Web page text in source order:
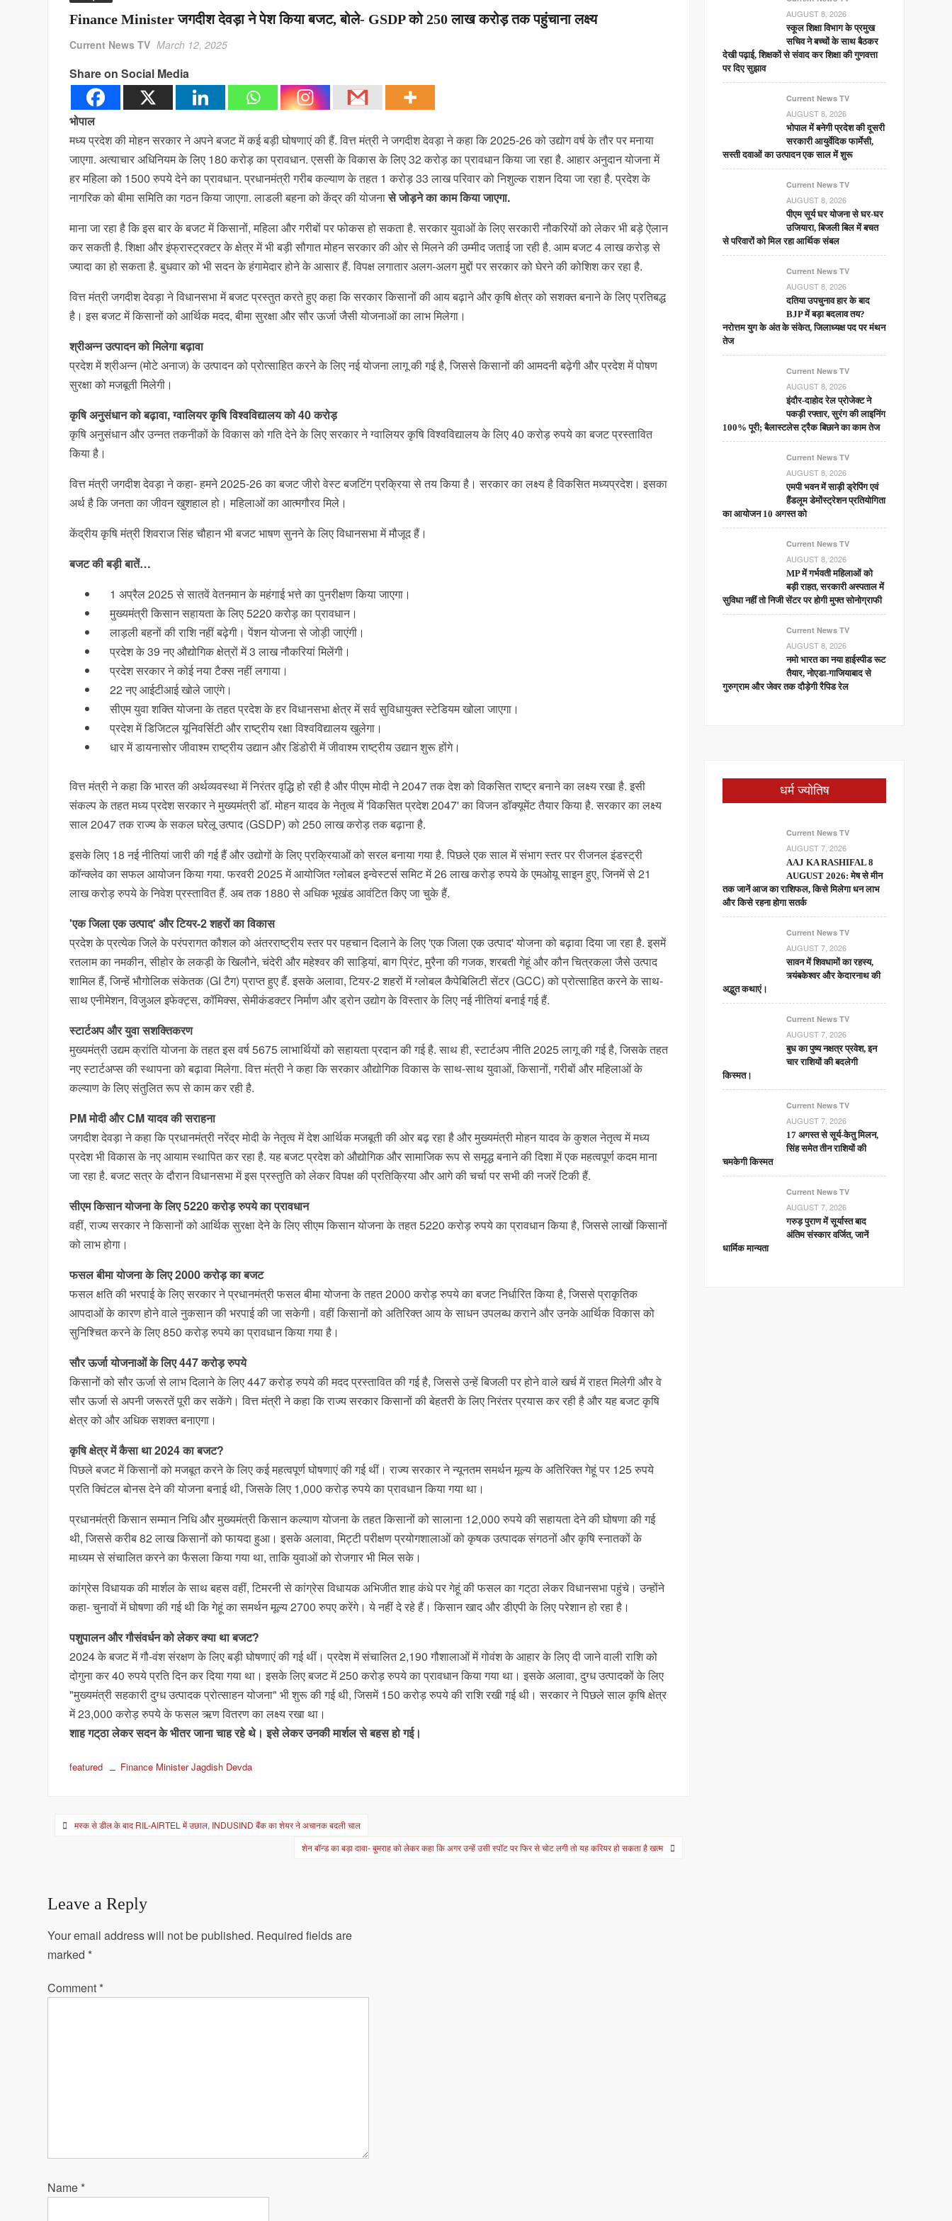
Finance Minister जगदीश देवड़ा ने पेश किया बजट, बोले- GSDP को 250 लाख करोड़ तक पहुंचाना लक्ष्य
Current News TV March 12, 2025
Share on Social Media
भोपाल
मध्य प्रदेश की मोहन सरकार ने अपने बजट में कई बड़ी घोषणाएं की हैं. वित्त मंत्री ने जगदीश देवड़ा ने कहा कि 2025-26 को उद्योग वर्ष के तौर पर मनाया
जाएगा. अत्याचार अधिनियम के लिए 180 करोड़ का प्रावधान. एससी के विकास के लिए 32 करोड़ का प्रावधान किया जा रहा है. आहार अनुदान योजना में
हर महिला को 1500 रुपये देने का प्रावधान. प्रधानमंत्री गरीब कल्याण के तहत 1 करोड़ 33 लाख परिवार को निशुल्क राशन दिया जा रहा है. प्रदेश के
नागरिक को बीमा समिति का गठन किया जाएगा. लाडली बहना को केंद्र की योजनासे जोड़ने का काम किया जाएगा.
माना जा रहा है कि इस बार के बजट में किसानों, महिला और गरीबों पर फोकस हो सकता है. सरकार युवाओं के लिए सरकारी नौकरियों को लेकर भी बड़े ऐलान
कर सकती है. शिक्षा और इंफ्रास्ट्रक्टर के क्षेत्र में भी बड़ी सौगात मोहन सरकार की ओर से मिलने की उम्मीद जताई जा रही है. आम बजट 4 लाख करोड़ से
ज्यादा का हो सकता है. बुधवार को भी सदन के हंगामेदार होने के आसार हैं. विपक्ष लगातार अलग-अलग मुद्दों पर सरकार को घेरने की कोशिश कर रहा है.
वित्त मंत्री जगदीश देवड़ा ने विधानसभा में बजट प्रस्तुत करते हुए कहा कि सरकार किसानों की आय बढ़ाने और कृषि क्षेत्र को सशक्त बनाने के लिए प्रतिबद्ध
है। इस बजट में किसानों को आर्थिक मदद, बीमा सुरक्षा और सौर ऊर्जा जैसी योजनाओं का लाभ मिलेगा।
श्रीअन्न उत्पादन को मिलेगा बढ़ावा
प्रदेश में श्रीअन्न (मोटे अनाज) के उत्पादन को प्रोत्साहित करने के लिए नई योजना लागू की गई है, जिससे किसानों की आमदनी बढ़ेगी और प्रदेश में पोषण
सुरक्षा को मजबूती मिलेगी।
कृषि अनुसंधान को बढ़ावा, ग्वालियर कृषि विश्वविद्यालय को 40 करोड़
कृषि अनुसंधान और उन्नत तकनीकों के विकास को गति देने के लिए सरकार ने ग्वालियर कृषि विश्वविद्यालय के लिए 40 करोड़ रुपये का बजट प्रस्तावित
किया है।
वित्त मंत्री जगदीश देवड़ा ने कहा- हमने 2025-26 का बजट जीरो वेस्ट बजटिंग प्रक्रिया से तय किया है। सरकार का लक्ष्य है विकसित मध्यप्रदेश। इसका
अर्थ है कि जनता का जीवन खुशहाल हो। महिलाओं का आत्मगौरव मिले।
केंद्रीय कृषि मंत्री शिवराज सिंह चौहान भी बजट भाषण सुनने के लिए विधानसभा में मौजूद हैं।
बजट की बड़ी बातें…
1 अप्रैल 2025 से सातवें वेतनमान के महंगाई भत्ते का पुनरीक्षण किया जाएगा।
मुख्यमंत्री किसान सहायता के लिए 5220 करोड़ का प्रावधान।
लाड़ली बहनों की राशि नहीं बढ़ेगी। पेंशन योजना से जोड़ी जाएंगी।
प्रदेश के 39 नए औद्योगिक क्षेत्रों में 3 लाख नौकरियां मिलेंगी।
प्रदेश सरकार ने कोई नया टैक्स नहीं लगाया।
22 नए आईटीआई खोले जाएंगे।
सीएम युवा शक्ति योजना के तहत प्रदेश के हर विधानसभा क्षेत्र में सर्व सुविधायुक्त स्टेडियम खोला जाएगा।
प्रदेश में डिजिटल यूनिवर्सिटी और राष्ट्रीय रक्षा विश्वविद्यालय खुलेगा।
धार में डायनासोर जीवाश्म राष्ट्रीय उद्यान और डिंडोरी में जीवाश्म राष्ट्रीय उद्यान शुरू होंगे।
वित्त मंत्री ने कहा कि भारत की अर्थव्यवस्था में निरंतर वृद्धि हो रही है और पीएम मोदी ने 2047 तक देश को विकसित राष्ट्र बनाने का लक्ष्य रखा है. इसी
संकल्प के तहत मध्य प्रदेश सरकार ने मुख्यमंत्री डॉ. मोहन यादव के नेतृत्व में 'विकसित प्रदेश 2047' का विजन डॉक्यूमेंट तैयार किया है. सरकार का लक्ष्य
साल 2047 तक राज्य के सकल घरेलू उत्पाद (GSDP) को 250 लाख करोड़ तक बढ़ाना है.
इसके लिए 18 नई नीतियां जारी की गई हैं और उद्योगों के लिए प्रक्रियाओं को सरल बनाया गया है. पिछले एक साल में संभाग स्तर पर रीजनल इंडस्ट्री
कॉन्क्लेव का सफल आयोजन किया गया. फरवरी 2025 में आयोजित ग्लोबल इन्वेस्टर्स समिट में 26 लाख करोड़ रुपये के एमओयू साइन हुए, जिनमें से 21
लाख करोड़ रुपये के निवेश प्रस्तावित हैं. अब तक 1880 से अधिक भूखंड आवंटित किए जा चुके हैं.
'एक जिला एक उत्पाद' और टियर-2 शहरों का विकास
प्रदेश के प्रत्येक जिले के परंपरागत कौशल को अंतरराष्ट्रीय स्तर पर पहचान दिलाने के लिए 'एक जिला एक उत्पाद' योजना को बढ़ावा दिया जा रहा है. इसमें
रतलाम का नमकीन, सीहोर के लकड़ी के खिलौने, चंदेरी और महेश्वर की साड़ियां, बाग प्रिंट, मुरैना की गजक, शरबती गेहूं और कौन चित्रकला जैसे उत्पाद
शामिल हैं, जिन्हें भौगोलिक संकेतक (GI टैग) प्राप्त हुए हैं. इसके अलावा, टियर-2 शहरों में ग्लोबल कैपेबिलिटी सेंटर (GCC) को प्रोत्साहित करने के साथ-
साथ एनीमेशन, विजुअल इफेक्ट्स, कॉमिक्स, सेमीकंडक्टर निर्माण और ड्रोन उद्योग के विस्तार के लिए नई नीतियां बनाई गई हैं.
स्टार्टअप और युवा सशक्तिकरण
मुख्यमंत्री उद्यम क्रांति योजना के तहत इस वर्ष 5675 लाभार्थियों को सहायता प्रदान की गई है. साथ ही, स्टार्टअप नीति 2025 लागू की गई है, जिसके तहत
नए स्टार्टअप्स की स्थापना को बढ़ावा मिलेगा. वित्त मंत्री ने कहा कि सरकार औद्योगिक विकास के साथ-साथ युवाओं, किसानों, गरीबों और महिलाओं के
कल्याण के लिए संतुलित रूप से काम कर रही है.
PM मोदी और CM यादव की सराहना
जगदीश देवड़ा ने कहा कि प्रधानमंत्री नरेंद्र मोदी के नेतृत्व में देश आर्थिक मजबूती की ओर बढ़ रहा है और मुख्यमंत्री मोहन यादव के कुशल नेतृत्व में मध्य
प्रदेश भी विकास के नए आयाम स्थापित कर रहा है. यह बजट प्रदेश को औद्योगिक और सामाजिक रूप से समृद्ध बनाने की दिशा में एक महत्वपूर्ण कदम माना
जा रहा है. बजट सत्र के दौरान विधानसभा में इस प्रस्तुति को लेकर विपक्ष की प्रतिक्रिया और आगे की चर्चा पर सभी की नजरें टिकी हैं.
सीएम किसान योजना के लिए 5220 करोड़ रुपये का प्रावधान
वहीं, राज्य सरकार ने किसानों को आर्थिक सुरक्षा देने के लिए सीएम किसान योजना के तहत 5220 करोड़ रुपये का प्रावधान किया है, जिससे लाखों किसानों
को लाभ होगा।
फसल बीमा योजना के लिए 2000 करोड़ का बजट
फसल क्षति की भरपाई के लिए सरकार ने प्रधानमंत्री फसल बीमा योजना के तहत 2000 करोड़ रुपये का बजट निर्धारित किया है, जिससे प्राकृतिक
आपदाओं के कारण होने वाले नुकसान की भरपाई की जा सकेगी। वहीं किसानों को अतिरिक्त आय के साधन उपलब्ध कराने और उनके आर्थिक विकास को
सुनिश्चित करने के लिए 850 करोड़ रुपये का प्रावधान किया गया है।
सौर ऊर्जा योजनाओं के लिए 447 करोड़ रुपये
किसानों को सौर ऊर्जा से लाभ दिलाने के लिए 447 करोड़ रुपये की मदद प्रस्तावित की गई है, जिससे उन्हें बिजली पर होने वाले खर्च में राहत मिलेगी और वे
सौर ऊर्जा से अपनी जरूरतें पूरी कर सकेंगे। वित्त मंत्री ने कहा कि राज्य सरकार किसानों की बेहतरी के लिए निरंतर प्रयास कर रही है और यह बजट कृषि
क्षेत्र को और अधिक सशक्त बनाएगा।
कृषि क्षेत्र में कैसा था 2024 का बजट?
पिछले बजट में किसानों को मजबूत करने के लिए कई महत्वपूर्ण घोषणाएं की गई थीं। राज्य सरकार ने न्यूनतम समर्थन मूल्य के अतिरिक्त गेहूं पर 125 रुपये
प्रति क्विंटल बोनस देने की योजना बनाई थी, जिसके लिए 1,000 करोड़ रुपये का प्रावधान किया गया था।
प्रधानमंत्री किसान सम्मान निधि और मुख्यमंत्री किसान कल्याण योजना के तहत किसानों को सालाना 12,000 रुपये की सहायता देने की घोषणा की गई
थी, जिससे करीब 82 लाख किसानों को फायदा हुआ। इसके अलावा, मिट्टी परीक्षण प्रयोगशालाओं को कृषक उत्पादक संगठनों और कृषि स्नातकों के
माध्यम से संचालित करने का फैसला किया गया था, ताकि युवाओं को रोजगार भी मिल सके।
कांग्रेस विधायक की मार्शल के साथ बहस वहीं, टिमरनी से कांग्रेस विधायक अभिजीत शाह कंधे पर गेहूं की फसल का गट्‌ठा लेकर विधानसभा पहुंचे। उन्होंने
कहा- चुनावों में घोषणा की गई थी कि गेहूं का समर्थन मूल्य 2700 रुपए करेंगे। ये नहीं दे रहे हैं। किसान खाद और डीएपी के लिए परेशान हो रहा है।
पशुपालन और गौसंवर्धन को लेकर क्या था बजट?
2024 के बजट में गौ-वंश संरक्षण के लिए बड़ी घोषणाएं की गई थीं। प्रदेश में संचालित 2,190 गौशालाओं में गोवंश के आहार के लिए दी जाने वाली राशि को
दोगुना कर 40 रुपये प्रति दिन कर दिया गया था। इसके लिए बजट में 250 करोड़ रुपये का प्रावधान किया गया था। इसके अलावा, दुग्ध उत्पादकों के लिए
"मुख्यमंत्री सहकारी दुग्ध उत्पादक प्रोत्साहन योजना" भी शुरू की गई थी, जिसमें 150 करोड़ रुपये की राशि रखी गई थी। सरकार ने पिछले साल कृषि क्षेत्र
में 23,000 करोड़ रुपये के फसल ऋण वितरण का लक्ष्य रखा था।
शाह गट्‌ठा लेकर सदन के भीतर जाना चाह रहे थे। इसे लेकर उनकी मार्शल से बहस हो गई।
featured Finance Minister Jagdish Devda
Postमस्क से डील के बाद RIL-AIRTEL में उछाल, INDUSIND बैंक का शेयर ने अचानक बदली चाल
शेन बॉन्ड का बड़ा दावा- बुमराह को लेकर कहा कि अगर उन्हें उसी स्पॉट पर फिर से चोट लगी तो यह करियर हो सकता है खत्म
Leave a Reply
Your email address will not be published. Required fields are
marked *
Comment *
Name *
AUGUST 8, 2026
स्कूल शिक्षा विभाग के प्रमुख
सचिव ने बच्चों के साथ बैठकर
देखी पढ़ाई, शिक्षकों से संवाद कर शिक्षा की गुणवत्ता
पर दिए सुझाव
Current News TV
AUGUST 8, 2026
भोपाल में बनेगी प्रदेश की दूसरी
सरकारी आयुर्वेदिक फार्मेसी,
सस्ती दवाओं का उत्पादन एक साल में शुरू
Current News TV
AUGUST 8, 2026
पीएम सूर्य घर योजना से घर-घर
उजियारा, बिजली बिल में बचत
से परिवारों को मिल रहा आर्थिक संबल
Current News TV
AUGUST 8, 2026
दतिया उपचुनाव हार के बाद
BJP में बड़ा बदलाव तय?
नरोत्तम युग के अंत के संकेत, जिलाध्यक्ष पद पर मंथन
तेज
Current News TV
AUGUST 8, 2026
इंदौर-दाहोद रेल प्रोजेक्ट ने
पकड़ी रफ्तार, सुरंग की लाइनिंग
100% पूरी; बैलास्टलेस ट्रैक बिछाने का काम तेज
Current News TV
AUGUST 8, 2026
एमपी भवन में साड़ी ड्रेपिंग एवं
हैंडलूम डेमोंस्ट्रेशन प्रतियोगिता
का आयोजन 10 अगस्त को
Current News TV
AUGUST 8, 2026
MP में गर्भवती महिलाओं को
बड़ी राहत, सरकारी अस्पताल में
सुविधा नहीं तो निजी सेंटर पर होगी मुफ्त सोनोग्राफी
Current News TV
AUGUST 8, 2026
नमो भारत का नया हाईस्पीड रूट
तैयार, नोएडा-गाजियाबाद से
गुरुग्राम और जेवर तक दौड़ेगी रैपिड रेल
धर्म ज्योतिष
Current News TV
AUGUST 7, 2026
AAJ KA RASHIFAL 8
AUGUST 2026: मेष से मीन
तक जानें आज का राशिफल, किसे मिलेगा धन लाभ
और किसे रहना होगा सतर्क
Current News TV
AUGUST 7, 2026
सावन में शिवधामों का रहस्य,
त्र्यंबकेश्वर और केदारनाथ की
अद्भुत कथाएं।
Current News TV
AUGUST 7, 2026
बुध का पुष्य नक्षत्र प्रवेश, इन
चार राशियों की बदलेगी
किस्मत।
Current News TV
AUGUST 7, 2026
17 अगस्त से सूर्य-केतु मिलन,
सिंह समेत तीन राशियों की
चमकेगी किस्मत
Current News TV
AUGUST 7, 2026
गरुड़ पुराण में सूर्यास्त बाद
अंतिम संस्कार वर्जित, जानें
धार्मिक मान्यता